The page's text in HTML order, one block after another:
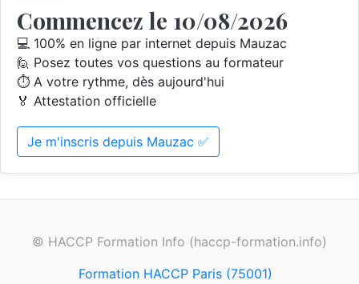
Commencez le 10/08/2026
💻 100% en ligne par internet depuis Mauzac
🙋 Posez toutes vos questions au formateur
⏱️ A votre rythme, dès aujourd'hui
🏅 Attestation officielle
Je m'inscris depuis Mauzac ✅
© HACCP Formation Info (haccp-formation.info)
Formation HACCP Paris (75001)